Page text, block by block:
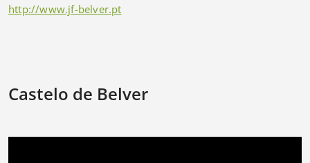
http://www.jf-belver.pt
Castelo de Belver